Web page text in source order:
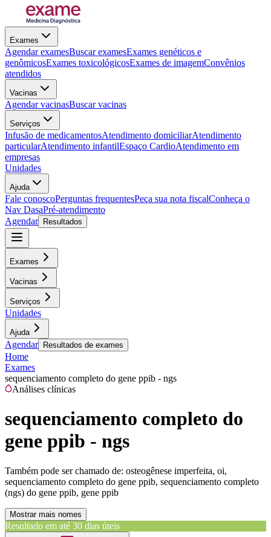
Exames
Agendar examesBuscar examesExames genéticos e
genômicosExames toxicológicosExames de imagemConvênios
atendidos
Vacinas
Agendar vacinasBuscar vacinas
Serviços
Infusão de medicamentosAtendimento domiciliarAtendimento
particularAtendimento infantilEspaço CardioAtendimento em
empresas
Unidades
Ajuda
Fale conoscoPerguntas frequentesPeça sua nota fiscalConheça o
Nav DasaPré-atendimento
Agendar
Resultados
Exames
Vacinas
Serviços
Unidades
Ajuda
Agendar Resultados de exames
Home
Exames
sequenciamento completo do gene ppib - ngs
Análises clínicas
sequenciamento completo do
gene ppib - ngs
Também pode ser chamado de: osteogênese imperfeita, oi,
sequenciamento completo do gene ppib, sequenciamento completo
(ngs) do gene ppib, gene ppib
Mostrar mais nomes
Resultado em até 30 dias úteis